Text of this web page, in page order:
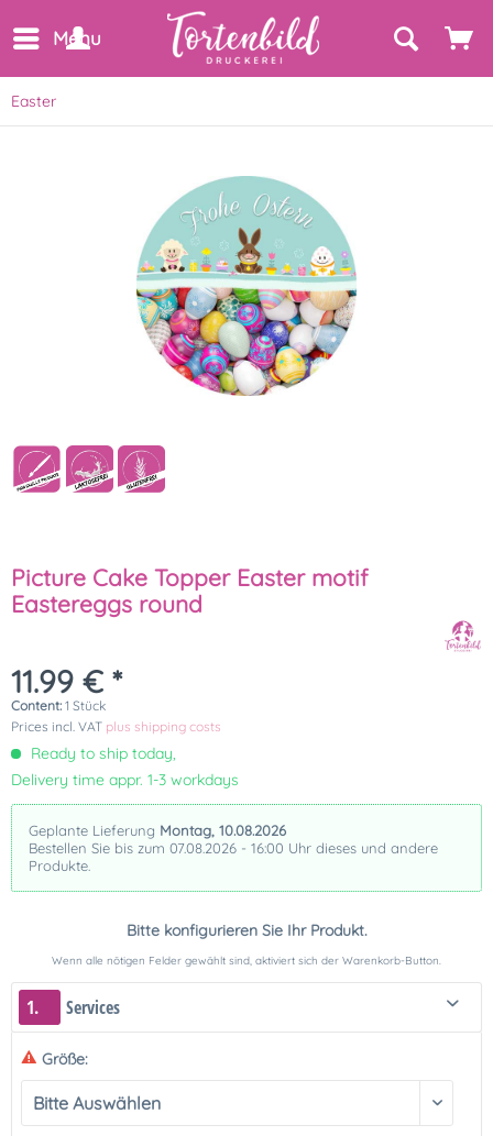
Menu
Easter
Picture Cake Topper Easter motif
Eastereggs round
11.99 € *
Content: 1 Stück
Prices incl. VAT plus shipping costs
Ready to ship today,
Delivery time appr. 1-3 workdays
Geplante Lieferung Montag, 10.08.2026
Bestellen Sie bis zum 07.08.2026 - 16:00 Uhr dieses und andere
Produkte.
Bitte konfigurieren Sie Ihr Produkt.
Wenn alle nötigen Felder gewählt sind, aktiviert sich der Warenkorb-Button.
1. Services
Größe: